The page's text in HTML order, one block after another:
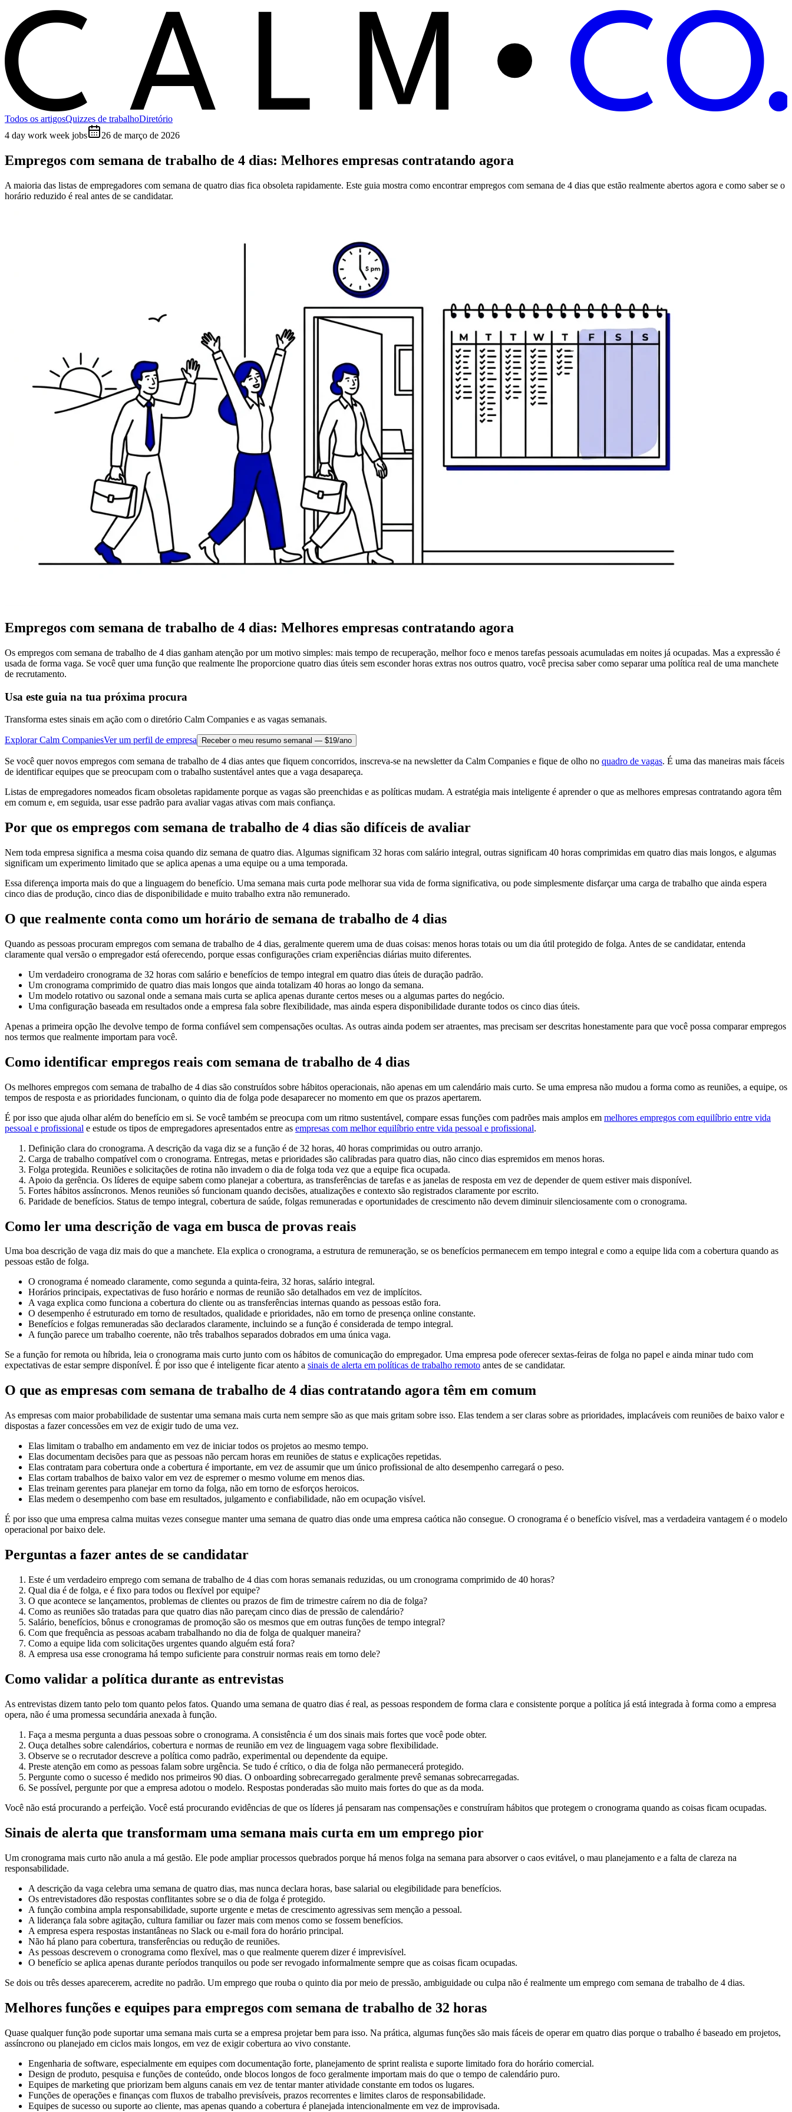
C ALM C
Todos os artigosQuizzes de trabalhoDiretório
4 day work week jobs
26 de março de 2026
Empregos com semana de trabalho de 4 dias: Melhores empresas contratando agora
A maioria das listas de empregadores com semana de quatro dias fica obsoleta rapidamente. Este guia mostra como encontrar empregos com semana de 4 dias que estão realmente abertos agora e como saber se o
horário reduzido é real antes de se candidatar.
Empregos com semana de trabalho de 4 dias: Melhores empresas contratando agora
Os empregos com semana de trabalho de 4 dias ganham atenção por um motivo simples: mais tempo de recuperação, melhor foco e menos tarefas pessoais acumuladas em noites já ocupadas. Mas a expressão é
usada de forma vaga. Se você quer uma função que realmente lhe proporcione quatro dias úteis sem esconder horas extras nos outros quatro, você precisa saber como separar uma política real de uma manchete
de recrutamento.
Usa este guia na tua próxima procura
Transforma estes sinais em ação com o diretório Calm Companies e as vagas semanais.
Explorar Calm CompaniesVer um perfil de empresa Receber o meu resumo semanal — $19/ano
Se você quer novos empregos com semana de trabalho de 4 dias antes que fiquem concorridos, inscreva-se na newsletter da Calm Companies e fique de olho no quadro de vagas. É uma das maneiras mais fáceis
de identificar equipes que se preocupam com o trabalho sustentável antes que a vaga desapareça.
Listas de empregadores nomeados ficam obsoletas rapidamente porque as vagas são preenchidas e as políticas mudam. A estratégia mais inteligente é aprender o que as melhores empresas contratando agora têm
em comum e, em seguida, usar esse padrão para avaliar vagas ativas com mais confiança.
Por que os empregos com semana de trabalho de 4 dias são difíceis de avaliar
Nem toda empresa significa a mesma coisa quando diz semana de quatro dias. Algumas significam 32 horas com salário integral, outras significam 40 horas comprimidas em quatro dias mais longos, e algumas
significam um experimento limitado que se aplica apenas a uma equipe ou a uma temporada.
Essa diferença importa mais do que a linguagem do benefício. Uma semana mais curta pode melhorar sua vida de forma significativa, ou pode simplesmente disfarçar uma carga de trabalho que ainda espera
cinco dias de produção, cinco dias de disponibilidade e muito trabalho extra não remunerado.
O que realmente conta como um horário de semana de trabalho de 4 dias
Quando as pessoas procuram empregos com semana de trabalho de 4 dias, geralmente querem uma de duas coisas: menos horas totais ou um dia útil protegido de folga. Antes de se candidatar, entenda
claramente qual versão o empregador está oferecendo, porque essas configurações criam experiências diárias muito diferentes.
Um verdadeiro cronograma de 32 horas com salário e benefícios de tempo integral em quatro dias úteis de duração padrão.
Um cronograma comprimido de quatro dias mais longos que ainda totalizam 40 horas ao longo da semana.
Um modelo rotativo ou sazonal onde a semana mais curta se aplica apenas durante certos meses ou a algumas partes do negócio.
Uma configuração baseada em resultados onde a empresa fala sobre flexibilidade, mas ainda espera disponibilidade durante todos os cinco dias úteis.
Apenas a primeira opção lhe devolve tempo de forma confiável sem compensações ocultas. As outras ainda podem ser atraentes, mas precisam ser descritas honestamente para que você possa comparar empregos
nos termos que realmente importam para você.
Como identificar empregos reais com semana de trabalho de 4 dias
Os melhores empregos com semana de trabalho de 4 dias são construídos sobre hábitos operacionais, não apenas em um calendário mais curto. Se uma empresa não mudou a forma como as reuniões, a equipe, os
tempos de resposta e as prioridades funcionam, o quinto dia de folga pode desaparecer no momento em que os prazos apertarem.
É por isso que ajuda olhar além do benefício em si. Se você também se preocupa com um ritmo sustentável, compare essas funções com padrões mais amplos em melhores empregos com equilíbrio entre vida
pessoal e profissional e estude os tipos de empregadores apresentados entre as empresas com melhor equilíbrio entre vida pessoal e profissional.
Definição clara do cronograma. A descrição da vaga diz se a função é de 32 horas, 40 horas comprimidas ou outro arranjo.
Carga de trabalho compatível com o cronograma. Entregas, metas e prioridades são calibradas para quatro dias, não cinco dias espremidos em menos horas.
Folga protegida. Reuniões e solicitações de rotina não invadem o dia de folga toda vez que a equipe fica ocupada.
Apoio da gerência. Os líderes de equipe sabem como planejar a cobertura, as transferências de tarefas e as janelas de resposta em vez de depender de quem estiver mais disponível.
Fortes hábitos assíncronos. Menos reuniões só funcionam quando decisões, atualizações e contexto são registrados claramente por escrito.
Paridade de benefícios. Status de tempo integral, cobertura de saúde, folgas remuneradas e oportunidades de crescimento não devem diminuir silenciosamente com o cronograma.
Como ler uma descrição de vaga em busca de provas reais
Uma boa descrição de vaga diz mais do que a manchete. Ela explica o cronograma, a estrutura de remuneração, se os benefícios permanecem em tempo integral e como a equipe lida com a cobertura quando as
pessoas estão de folga.
O cronograma é nomeado claramente, como segunda a quinta-feira, 32 horas, salário integral.
Horários principais, expectativas de fuso horário e normas de reunião são detalhados em vez de implícitos.
A vaga explica como funciona a cobertura do cliente ou as transferências internas quando as pessoas estão fora.
O desempenho é estruturado em torno de resultados, qualidade e prioridades, não em torno de presença online constante.
Benefícios e folgas remuneradas são declarados claramente, incluindo se a função é considerada de tempo integral.
A função parece um trabalho coerente, não três trabalhos separados dobrados em uma única vaga.
Se a função for remota ou híbrida, leia o cronograma mais curto junto com os hábitos de comunicação do empregador. Uma empresa pode oferecer sextas-feiras de folga no papel e ainda minar tudo com
expectativas de estar sempre disponível. É por isso que é inteligente ficar atento a sinais de alerta em políticas de trabalho remoto antes de se candidatar.
O que as empresas com semana de trabalho de 4 dias contratando agora têm em comum
As empresas com maior probabilidade de sustentar uma semana mais curta nem sempre são as que mais gritam sobre isso. Elas tendem a ser claras sobre as prioridades, implacáveis com reuniões de baixo valor e
dispostas a fazer concessões em vez de exigir tudo de uma vez.
Elas limitam o trabalho em andamento em vez de iniciar todos os projetos ao mesmo tempo.
Elas documentam decisões para que as pessoas não percam horas em reuniões de status e explicações repetidas.
Elas contratam para cobertura onde a cobertura é importante, em vez de assumir que um único profissional de alto desempenho carregará o peso.
Elas cortam trabalhos de baixo valor em vez de espremer o mesmo volume em menos dias.
Elas treinam gerentes para planejar em torno da folga, não em torno de esforços heroicos.
Elas medem o desempenho com base em resultados, julgamento e confiabilidade, não em ocupação visível.
É por isso que uma empresa calma muitas vezes consegue manter uma semana de quatro dias onde uma empresa caótica não consegue. O cronograma é o benefício visível, mas a verdadeira vantagem é o modelo
operacional por baixo dele.
Perguntas a fazer antes de se candidatar
Este é um verdadeiro emprego com semana de trabalho de 4 dias com horas semanais reduzidas, ou um cronograma comprimido de 40 horas?
Qual dia é de folga, e é fixo para todos ou flexível por equipe?
O que acontece se lançamentos, problemas de clientes ou prazos de fim de trimestre caírem no dia de folga?
Como as reuniões são tratadas para que quatro dias não pareçam cinco dias de pressão de calendário?
Salário, benefícios, bônus e cronogramas de promoção são os mesmos que em outras funções de tempo integral?
Com que frequência as pessoas acabam trabalhando no dia de folga de qualquer maneira?
Como a equipe lida com solicitações urgentes quando alguém está fora?
A empresa usa esse cronograma há tempo suficiente para construir normas reais em torno dele?
Como validar a política durante as entrevistas
As entrevistas dizem tanto pelo tom quanto pelos fatos. Quando uma semana de quatro dias é real, as pessoas respondem de forma clara e consistente porque a política já está integrada à forma como a empresa
opera, não é uma promessa secundária anexada à função.
Faça a mesma pergunta a duas pessoas sobre o cronograma. A consistência é um dos sinais mais fortes que você pode obter.
Ouça detalhes sobre calendários, cobertura e normas de reunião em vez de linguagem vaga sobre flexibilidade.
Observe se o recrutador descreve a política como padrão, experimental ou dependente da equipe.
Preste atenção em como as pessoas falam sobre urgência. Se tudo é crítico, o dia de folga não permanecerá protegido.
Pergunte como o sucesso é medido nos primeiros 90 dias. O onboarding sobrecarregado geralmente prevê semanas sobrecarregadas.
Se possível, pergunte por que a empresa adotou o modelo. Respostas ponderadas são muito mais fortes do que as da moda.
Você não está procurando a perfeição. Você está procurando evidências de que os líderes já pensaram nas compensações e construíram hábitos que protegem o cronograma quando as coisas ficam ocupadas.
Sinais de alerta que transformam uma semana mais curta em um emprego pior
Um cronograma mais curto não anula a má gestão. Ele pode ampliar processos quebrados porque há menos folga na semana para absorver o caos evitável, o mau planejamento e a falta de clareza na
responsabilidade.
A descrição da vaga celebra uma semana de quatro dias, mas nunca declara horas, base salarial ou elegibilidade para benefícios.
Os entrevistadores dão respostas conflitantes sobre se o dia de folga é protegido.
A função combina ampla responsabilidade, suporte urgente e metas de crescimento agressivas sem menção a pessoal.
A liderança fala sobre agitação, cultura familiar ou fazer mais com menos como se fossem benefícios.
A empresa espera respostas instantâneas no Slack ou e-mail fora do horário principal.
Não há plano para cobertura, transferências ou redução de reuniões.
As pessoas descrevem o cronograma como flexível, mas o que realmente querem dizer é imprevisível.
O benefício se aplica apenas durante períodos tranquilos ou pode ser revogado informalmente sempre que as coisas ficam ocupadas.
Se dois ou três desses aparecerem, acredite no padrão. Um emprego que rouba o quinto dia por meio de pressão, ambiguidade ou culpa não é realmente um emprego com semana de trabalho de 4 dias.
Melhores funções e equipes para empregos com semana de trabalho de 32 horas
Quase qualquer função pode suportar uma semana mais curta se a empresa projetar bem para isso. Na prática, algumas funções são mais fáceis de operar em quatro dias porque o trabalho é baseado em projetos,
assíncrono ou planejado em ciclos mais longos, em vez de exigir cobertura ao vivo constante.
Engenharia de software, especialmente em equipes com documentação forte, planejamento de sprint realista e suporte limitado fora do horário comercial.
Design de produto, pesquisa e funções de conteúdo, onde blocos longos de foco geralmente importam mais do que o tempo de calendário puro.
Equipes de marketing que priorizam bem alguns canais em vez de tentar manter atividade constante em todos os lugares.
Funções de operações e finanças com fluxos de trabalho previsíveis, prazos recorrentes e limites claros de responsabilidade.
Equipes de sucesso ou suporte ao cliente, mas apenas quando a cobertura é planejada intencionalmente em vez de improvisada.